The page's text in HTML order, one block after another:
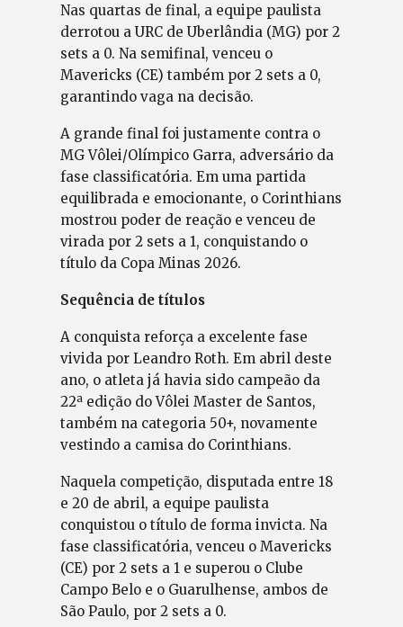
Nas quartas de final, a equipe paulista
derrotou a URC de Uberlândia (MG) por 2
sets a 0. Na semifinal, venceu o
Mavericks (CE) também por 2 sets a 0,
garantindo vaga na decisão.
A grande final foi justamente contra o
MG Vôlei/Olímpico Garra, adversário da
fase classificatória. Em uma partida
equilibrada e emocionante, o Corinthians
mostrou poder de reação e venceu de
virada por 2 sets a 1, conquistando o
título da Copa Minas 2026.
Sequência de títulos
A conquista reforça a excelente fase
vivida por Leandro Roth. Em abril deste
ano, o atleta já havia sido campeão da
22ª edição do Vôlei Master de Santos,
também na categoria 50+, novamente
vestindo a camisa do Corinthians.
Naquela competição, disputada entre 18
e 20 de abril, a equipe paulista
conquistou o título de forma invicta. Na
fase classificatória, venceu o Mavericks
(CE) por 2 sets a 1 e superou o Clube
Campo Belo e o Guarulhense, ambos de
São Paulo, por 2 sets a 0.